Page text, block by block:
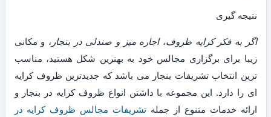
نتیجه گیری
اگر به فکر کرایه ظروف، اجاره میز و صندلی در بنجار ، و مکانی
زیبا برای برگزاری مجالس خود به بهترین شکل هستید، مناسب
ترین انتخاب تشریفات بنجار می باشد که جدیدترین ظروف کرایه
ای را دارد. این مجموعه با داشتن انواع ظروف کرایه در بنجار و
ارائه خدمات متنوع از جمله تشریفات مجالس ظروف کرایه در